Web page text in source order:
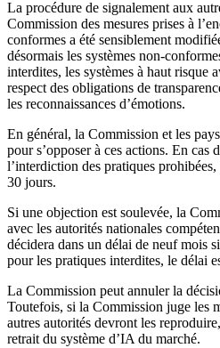
La procédure de signalement aux
Commission des mesures prises à
conformes a été sensiblement
désormais les systèmes non-
interdites, les systèmes à haut risque
respect des obligations de
les reconnaissances d’émotions.
En général, la Commission et les
pour s’opposer à ces actions. En cas
l’interdiction des pratiques prohibées,
30 jours.
Si une objection est soulevée, la
avec les autorités nationales
décidera dans un délai de neuf mois
pour les pratiques interdites, le délai
La Commission peut annuler la
Toutefois, si la Commission juge les
autres autorités devront les
retrait du système d’IA du marché.